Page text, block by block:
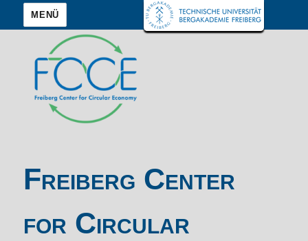
MENÜ
Freiberg Center
for Circular